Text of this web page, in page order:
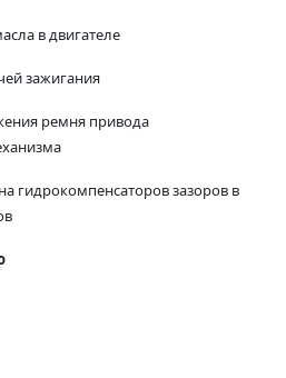
в двигателе
зажигания
ремня привода
гидрокомпенсаторов зазоров в